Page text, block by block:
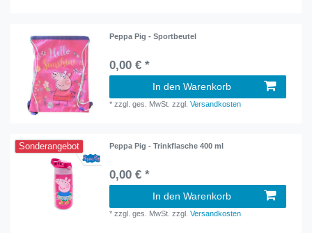
Peppa Pig - Sportbeutel
0,00 € *
In den Warenkorb
*zzgl. ges. MwSt. zzgl.Versandkosten
Sonderangebot Peppa Pig - Trinkflasche 400 ml
0,00 € *
In den Warenkorb
*zzgl. ges. MwSt. zzgl.Versandkosten